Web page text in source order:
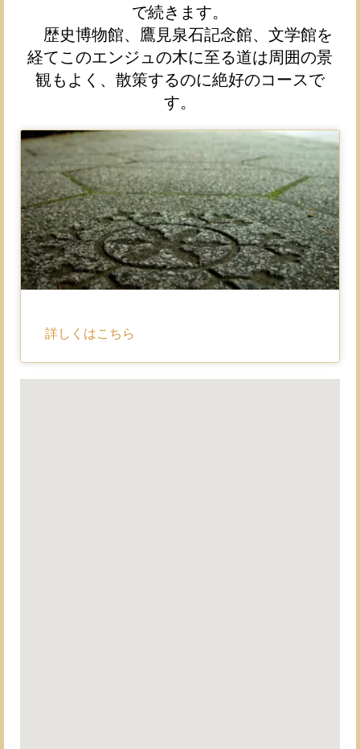
で続きます。
歴史博物館、鷹見泉石記念館、文学館を
経てこのエンジュの木に至る道は周囲の景
観もよく、散策するのに絶好のコースで
す。
詳しくはこちら